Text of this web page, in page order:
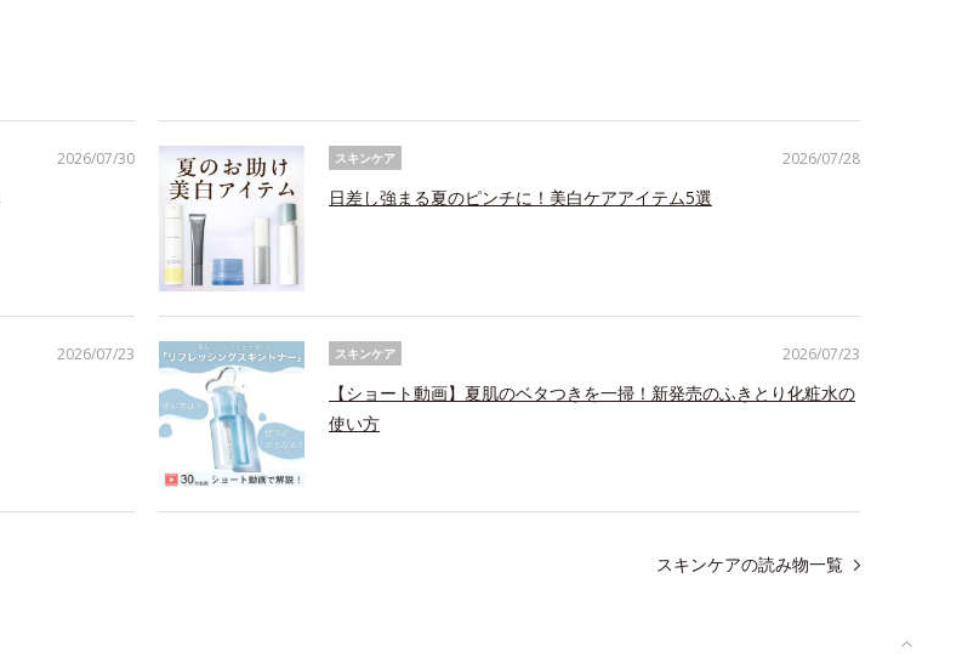
2026/07/30 スキンケア
日差し強まる夏のピンチに！美白ケアアイテム5選
2026/07/28
2026/07/23 スキンケア
【ショート動画】夏肌のベタつきを一掃！新発売のふきとり化粧水の
使い方
2026/07/23
スキンケアの読み物一覧